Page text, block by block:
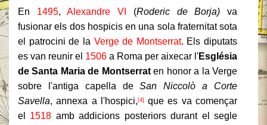
En 1495,Alexandre VI (Roderic de Borja) va
fusionar els dos hospicis en una sola fraternitat sota
el patrocini de la Verge de Montserrat. Els diputats
es van reunir el 1506 a Roma per aixecar l'Església
de Santa Maria de Montserraten honor a la Verge
sobre l'antiga capella deSan Niccolò a Corte
Savella, annexa a l'hospici, [4]
que es va començar
el 1518 amb addicions posteriors durant el segle